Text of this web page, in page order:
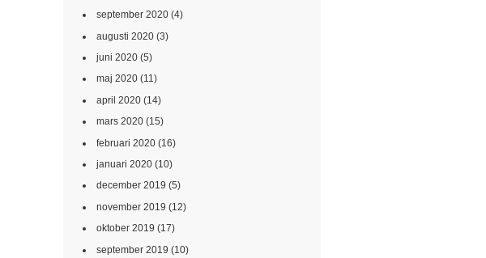
september 2020(4)
augusti 2020(3)
juni 2020(5)
maj 2020(11)
april 2020(14)
mars 2020(15)
februari 2020(16)
januari 2020(10)
december 2019 (5)
november 2019 (12)
oktober 2019 (17)
september 2019 (10)